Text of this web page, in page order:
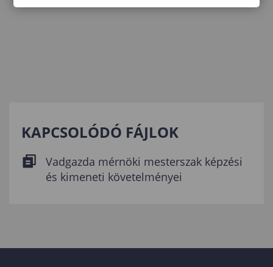
KAPCSOLÓDÓ FÁJLOK
Vadgazda mérnöki mesterszak képzési
és kimeneti követelményei